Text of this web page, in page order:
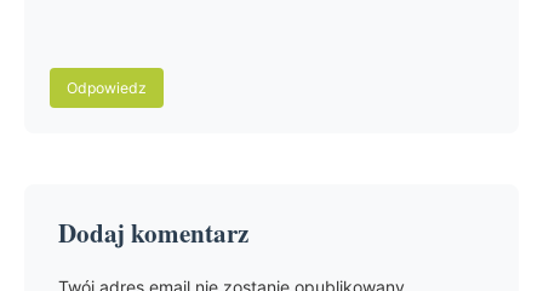
Odpowiedz
Dodaj komentarz